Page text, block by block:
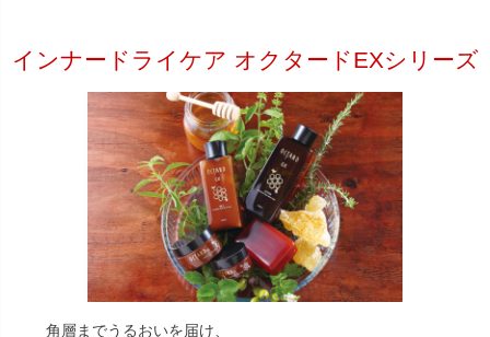
インナードライケア オクタードEXシリーズ
角層までうるおいを届け、